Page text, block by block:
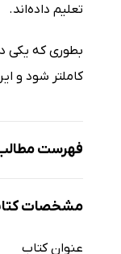
تعلیم داده‌اند.
بطوری که یکی
کاملتر شود و
فهرست
روزنامه آفتاب
انتشار مجدد
مشخصات
عنوان کتاب